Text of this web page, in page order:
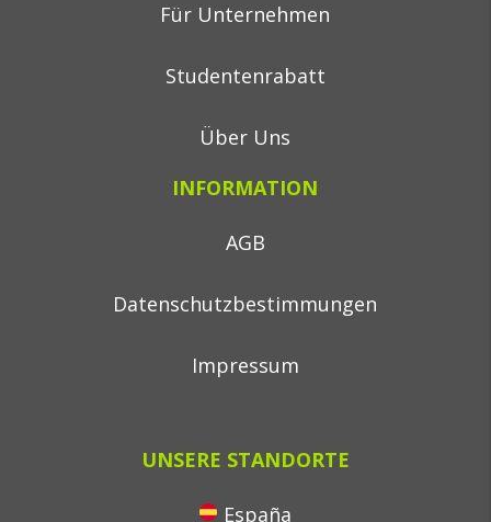
Für Unternehmen
Studentenrabatt
Über Uns
INFORMATION
AGB
Datenschutzbestimmungen
Impressum
UNSERE STANDORTE
España